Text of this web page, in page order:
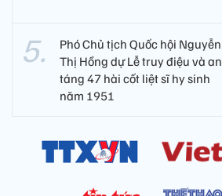
Phó Chủ tịch Quốc hội Nguyễn
Thị Hồng dự Lễ truy điệu và an
táng 47 hài cốt liệt sĩ hy sinh
năm 1951